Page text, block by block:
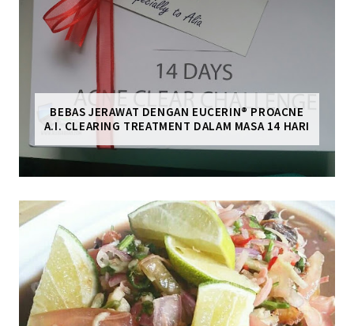
BEBAS JERAWAT DENGAN EUCERIN® PROACNE
A.I. CLEARING TREATMENT DALAM MASA 14 HARI